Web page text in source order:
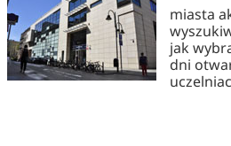
miasta
jak
dni